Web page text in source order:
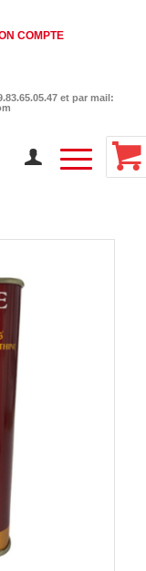
COMPTE
et par mail: